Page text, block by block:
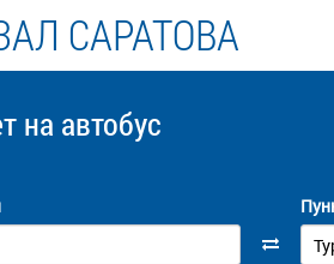
САРАТОВА
на автобус